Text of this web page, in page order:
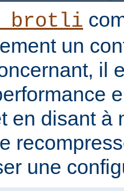
un
il
en disant à
une